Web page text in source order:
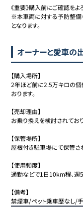
《重要》購入前にご確認をよ
※本車両に対する予防整備
オーナーと愛車の
【購入場所】
2年ほど前に2.5万キロの個
おります。
【売却理由】
お乗り換えを検討されており
【保管場所】
屋根付き駐車場にて保管さ
【使用頻度】
通勤などで1日10km程、週
【備考】
禁煙車/ペット乗車歴なし/